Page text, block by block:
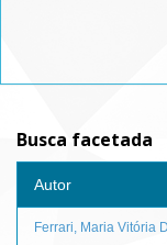
Busca facetada
Autor
Ferrari, Maria Vitória